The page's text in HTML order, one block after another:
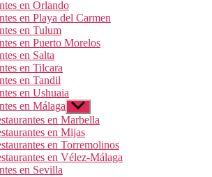
en Orlando
en Playa del Carmen
en Tulum
en Puerto Morelos
en Salta
en Tilcara
en Tandil
en Ushuaia
en Málaga Mostrar
el
submenú
en Marbella
en Mijas
en Torremolinos
en Vélez-Málaga
en Sevilla